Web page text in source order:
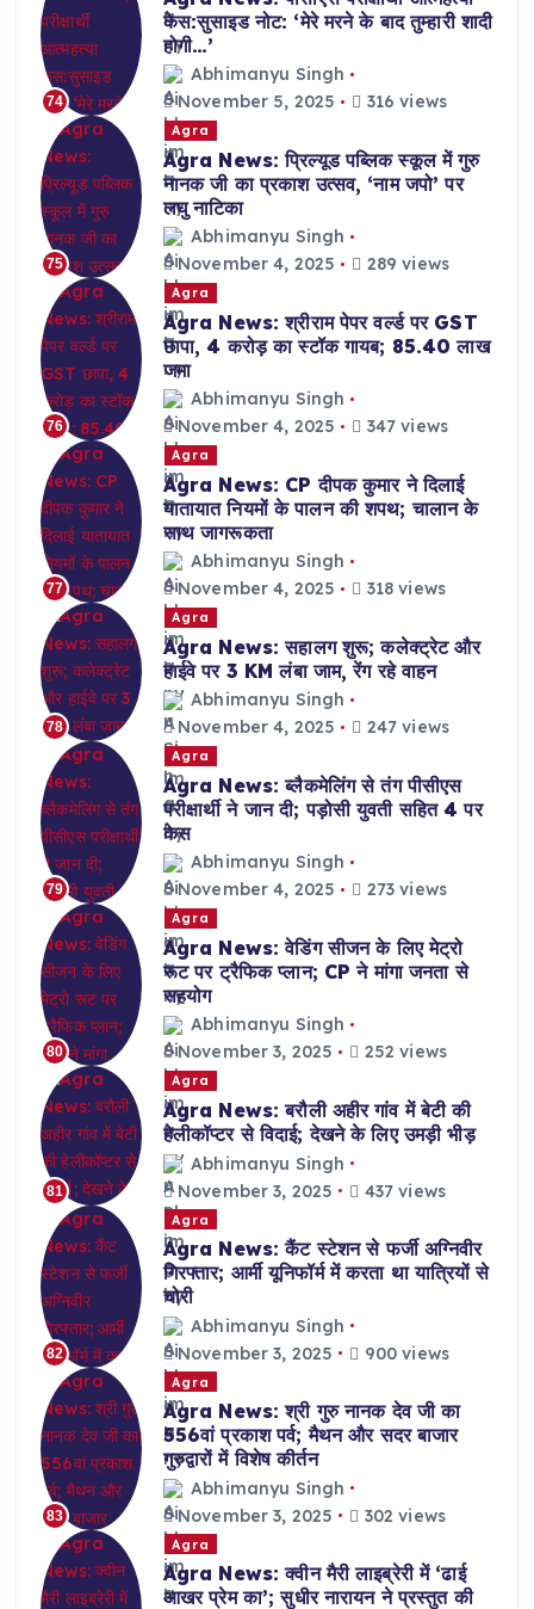
74
केस:सुसाइड नोट: ‘मेरे मरने के बाद तुम्हारी शादी
होगी…’
Abhimanyu Singh
November 5, 2025
316 views
75
Agra
Agra News: प्रिल्यूड पब्लिक स्कूल में गुरु
नानक जी का प्रकाश उत्सव, ‘नाम जपो’ पर
लघु नाटिका
Abhimanyu Singh
November 4, 2025
289 views
76
Agra
Agra News: श्रीराम पेपर वर्ल्ड पर GST
छापा, 4 करोड़ का स्टॉक गायब; 85.40 लाख
जमा
Abhimanyu Singh
November 4, 2025
347 views
77
Agra
Agra News: CP दीपक कुमार ने दिलाई
यातायात नियमों के पालन की शपथ; चालान के
साथ जागरूकता
Abhimanyu Singh
November 4, 2025
318 views
78
Agra
Agra News: सहालग शुरू; कलेक्ट्रेट और
हाईवे पर 3 KM लंबा जाम, रेंग रहे वाहन
Abhimanyu Singh
November 4, 2025
247 views
79
Agra
Agra News: ब्लैकमेलिंग से तंग पीसीएस
परीक्षार्थी ने जान दी; पड़ोसी युवती सहित 4 पर
केस
Abhimanyu Singh
November 4, 2025
273 views
80
Agra
Agra News: वेडिंग सीजन के लिए मेट्रो
रूट पर ट्रैफिक प्लान; CP ने मांगा जनता से
सहयोग
Abhimanyu Singh
November 3, 2025
252 views
81
Agra
Agra News: बरौली अहीर गांव में बेटी की
हेलीकॉप्टर से विदाई; देखने के लिए उमड़ी भीड़
Abhimanyu Singh
November 3, 2025
437 views
82
Agra
Agra News: कैंट स्टेशन से फर्जी अग्निवीर
गिरफ्तार; आर्मी यूनिफॉर्म में करता था यात्रियों से
चोरी
Abhimanyu Singh
November 3, 2025
900 views
83
Agra
Agra News: श्री गुरु नानक देव जी का
556वां प्रकाश पर्व; मैथन और सदर बाजार
गुरुद्वारों में विशेष कीर्तन
Abhimanyu Singh
November 3, 2025
302 views
Agra
Agra News: क्वीन मैरी लाइब्रेरी में ‘ढाई
आखर प्रेम का’; सुधीर नारायन ने प्रस्तुत की